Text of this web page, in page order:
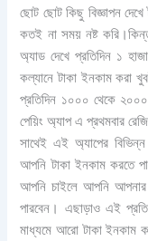
ছোট ছোট কিছু বিজ্ঞাপন
কতই না সময় নষ্ট
অ্যাড দেখে প্রতিদিন ১
কল্যানে টাকা ইনকাম করা
প্রতিদিন ১০০০ থেকে
পেয়িং অ্যাপ এ প্রথমবার
সাথেই এই অ্যাপের
আপনি টাকা ইনকাম করতে
আপনি চাইলে আপনি আপনার
পারবেন। এছাড়াও এই
মাধ্যমে আরো টাকা ইনকাম